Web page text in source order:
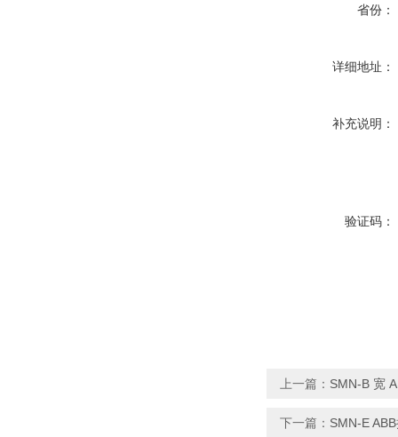
省份：
详细地址：
补充说明：
验证码：
上一篇： SMN-B 宽
下一篇： SMN-E